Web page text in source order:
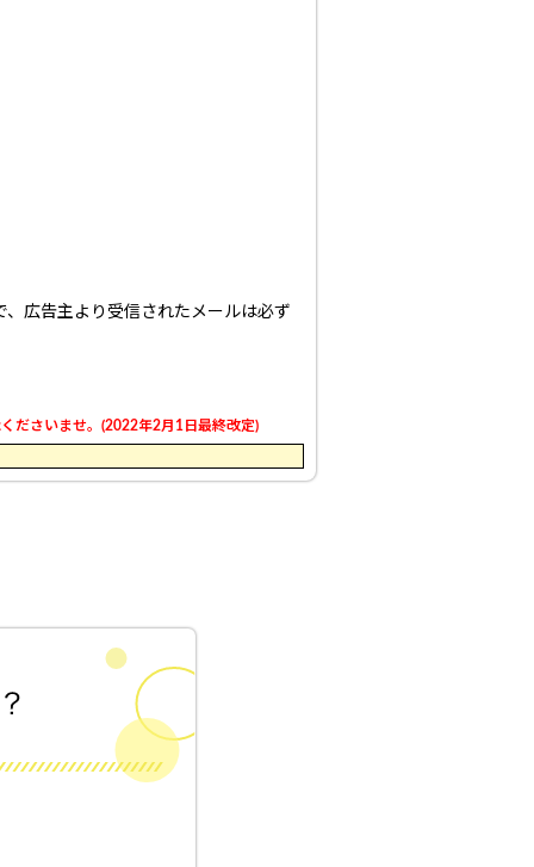
、広告主より受信されたメールは必ず
ださいませ。(2022年2月1日最終改定)